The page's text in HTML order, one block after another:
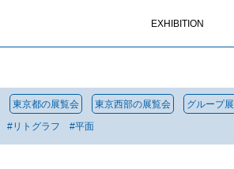
EXHIBITION
東京都の展覧会 東京西部の展覧会 グループ展
#リトグラフ #平面